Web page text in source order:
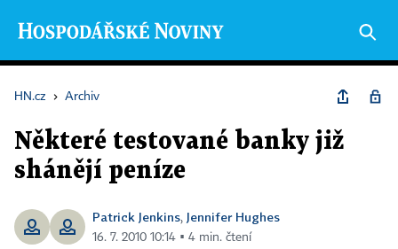
HN.cz › Archiv
Některé testované banky již
shánějí peníze
Patrick Jenkins, Jennifer Hughes
16. 7. 2010 10:14 ▪ 4 min. čtení